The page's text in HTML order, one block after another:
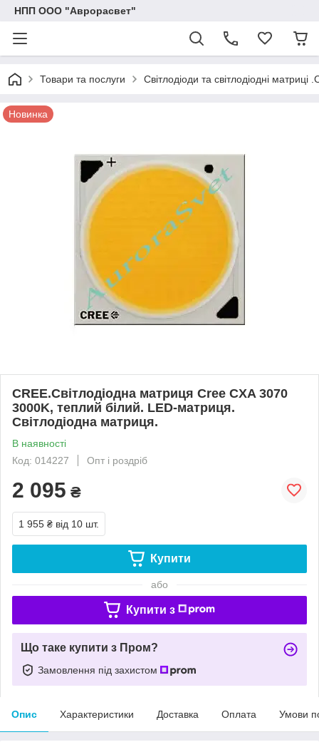
НПП ООО "Аврорасвет"
Товари та послуги Світлодіоди та світлодіодні матриці
Новинка
CREE.Світлодіодна матриця Cree CXA 3070
3000K, теплий білий. LED-матриця.
Світлодіодна матриця.
В наявності
Код: 014227
Опт і роздріб
2 095 ₴
1 955 ₴ від 10 шт.
Купити
або
Купити з
Що таке купити з Пром?
Замовлення під захистом
Опис Характеристики Доставка Оплата Умови